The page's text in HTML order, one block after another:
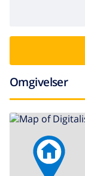
Omgivelser